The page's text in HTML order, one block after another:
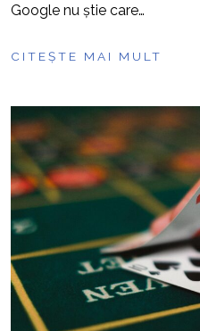
Google nu știe care…
CITEȘTE MAI MULT